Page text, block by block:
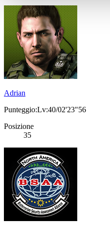
Adrian
Punteggio:Lv:40/02'23"56
Posizione
35